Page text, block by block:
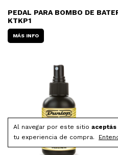
Al navegar por este sitio
tu experiencia de compra.
PEDAL PARA BOMBO DE
KTKP1
MÁS INFO